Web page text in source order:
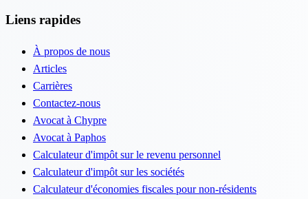
Liens rapides
À propos de nous
Articles
Carrières
Contactez-nous
Avocat à Chypre
Avocat à Paphos
Calculateur d'impôt sur le revenu personnel
Calculateur d'impôt sur les sociétés
Calculateur d'économies fiscales pour non-résidents